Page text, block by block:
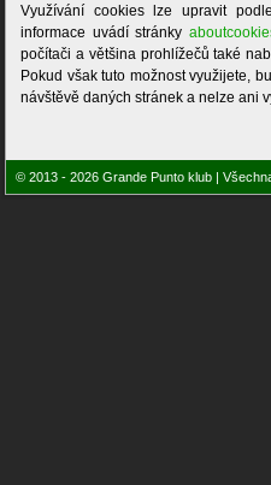
Využívání cookies lze upravit
informace uvádí stránky
počítači a většina prohlížečů také
Pokud však tuto možnost využijete,
návštěvě daných stránek a nelze ani
© 2013 - 2026 Grande Punto klub |